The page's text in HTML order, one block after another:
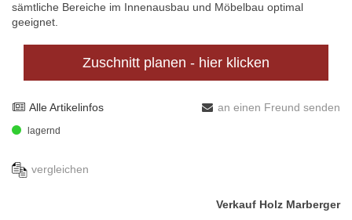
sämtliche Bereiche im Innenausbau und Möbelbau optimal
geeignet.
Zuschnitt planen - hier klicken
Alle Artikelinfos an einen Freund senden
lagernd
vergleichen
Verkauf Holz Marberger